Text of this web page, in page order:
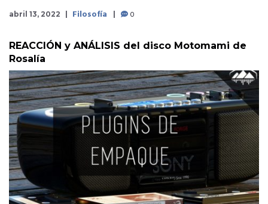
abril 13, 2022 Filosofía 0
REACCIÓN y ANÁLISIS del disco Motomami de
Rosalía